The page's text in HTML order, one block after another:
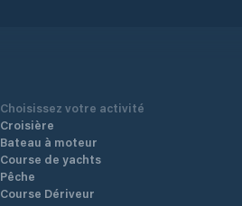
Choisissez votre activité
Croisière
Bateau à moteur
Course de yachts
Pêche
Course Dériveur